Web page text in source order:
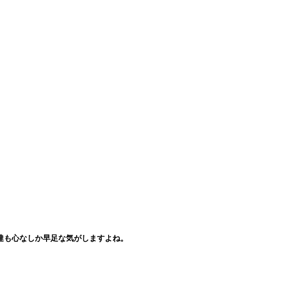
心なしか早足な気がしますよね。